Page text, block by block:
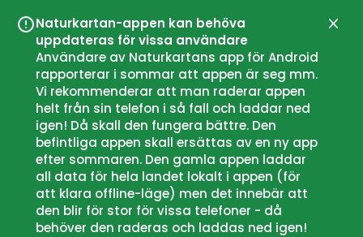
Naturkartan-appen kan behöva
uppdateras för vissa användare
Användare av Naturkartans app för Android
rapporterar i sommar att appen är seg mm.
Vi rekommenderar att man raderar appen
helt från sin telefon i så fall och laddar ned
igen! Då skall den fungera bättre. Den
befintliga appen skall ersättas av en ny app
efter sommaren. Den gamla appen laddar
all data för hela landet lokalt i appen (för
att klara offline-läge) men det innebär att
den blir för stor för vissa telefoner - då
behöver den raderas och laddas ned igen!